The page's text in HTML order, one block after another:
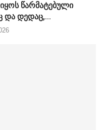
წარმატებული
და დედაც,...